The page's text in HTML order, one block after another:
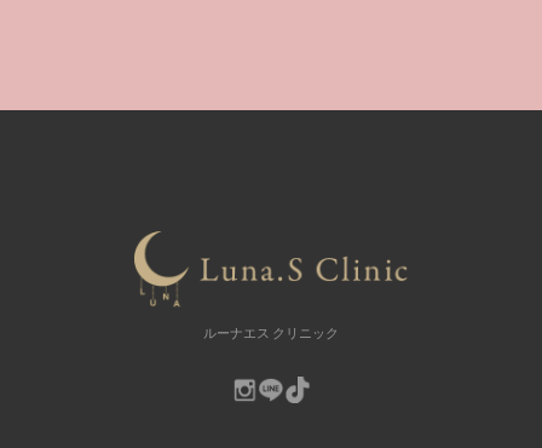
ルーナエス クリニック